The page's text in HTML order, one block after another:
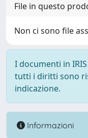
File in questo
Non ci sono file
I documenti in
tutti i diritti sono
indicazione.
Informazioni